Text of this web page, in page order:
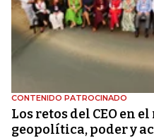
CONTENIDO PATROCINADO
Los retos del CEO en
geopolítica, poder y